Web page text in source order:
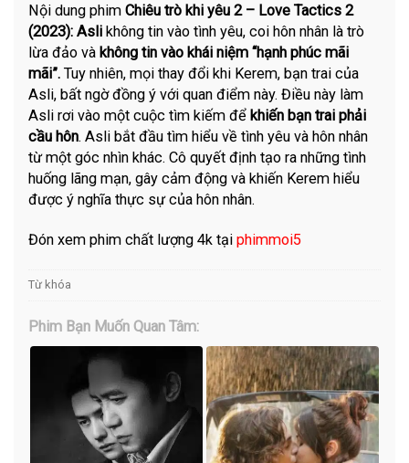
Nội dung phimChiêu trò khi yêu 2 – Love Tactics 2
(2023): Asli không tin vào tình yêu, coi hôn nhân là trò
lừa đảo vàkhông tin vào khái niệm “hạnh phúc mãi
mãi”.Tuy nhiên, mọi thay đổi khi Kerem, bạn trai của
Asli, bất ngờ đồng ý với quan điểm này. Điều này làm
Asli rơi vào một cuộc tìm kiếm đểkhiến bạn trai phải
cầu hôn. Asli bắt đầu tìm hiểu về tình yêu và hôn nhân
từ một góc nhìn khác. Cô quyết định tạo ra những tình
huống lãng mạn, gây cảm động và khiến Kerem hiểu
được ý nghĩa thực sự của hôn nhân.
Đón xem phim chất lượng 4k tạiphimmoi5
Từ khóa
Phim Bạn Muốn Quan Tâm: